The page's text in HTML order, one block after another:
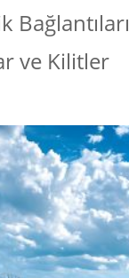
ve Kilitler